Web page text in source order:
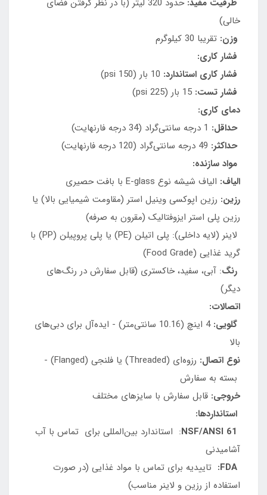
خالی)
وزن: تقریبا 30 کیلوگرم
فشار کاری:
فشار کاری استاندارد: 10 بار (150 psi)
فشار تست: 15 بار (225 psi)
دمای کاری:
حداقل: 1 درجه سانتی‌گراد (34 درجه فارنهایت)
حداکثر:
مواد سازنده:
الیاف: الیاف شیشه نوع E-glass با بافت حصیری
رزین: رزین اپوکسی وینیل استر (مقاومت شیمیایی بالا) یا
رزین پلی استر ایزوفتالیک (مقرون به صرفه)
لاینر (لایه داخلی): پلی اتیلن (PE) یا پلی پروپیلن (PP) با
گرید غذایی (Food Grade)
رنگ: آبی، سفید، خاکستری (قابل سفارش در رنگ‌های
دیگر)
اتصالات:
گلویی:
4 اینچ (10.16 سانتی‌متر) - ایده‌آل برای دبی‌های
بالا
نوع اتصال:
رزوه‌ای (Threaded) یا فلنجی (Flanged) -
بسته به سفارش
خروجی: قابل سفارش با سایزهای مختلف
استانداردها:
: استاندارد بین‌المللی برای تماس با آب
آشامیدنی
تاییدیه برای تماس با مواد غذایی (در صورت
استفاده از رزین و لاینر مناسب)